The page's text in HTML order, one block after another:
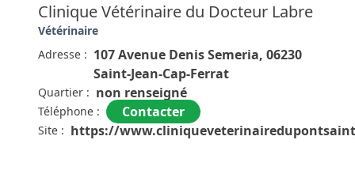
Clinique Vétérinaire du Docteur Labre
Vétérinaire
Adresse : 107 Avenue Denis Semeria, 06230
Saint-Jean-Cap-Ferrat
Quartier : non renseigné
Téléphone : Contacter
Site : https://